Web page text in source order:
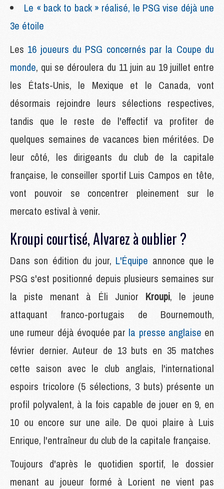
Le « back to back » réalisé, le PSG vise déjà une
3e étoile
Les 16 joueurs du PSG concernés par la Coupe du
monde, qui se déroulera du 11 juin au 19 juillet entre
les États-Unis, le Mexique et le Canada, vont
désormais rejoindre leurs sélections respectives,
tandis que le reste de l'effectif va profiter de
quelques semaines de vacances bien méritées. De
leur côté, les dirigeants du club de la capitale
française, le conseiller sportif Luis Campos en tête,
vont pouvoir se concentrer pleinement sur le
mercato estival à venir.
Kroupi courtisé, Alvarez à oublier ?
Dans son édition du jour, L'Équipe annonce que le
PSG s'est positionné depuis plusieurs semaines sur
la piste menant à Éli Junior Kroupi, le jeune
attaquant franco-portugais de Bournemouth,
une rumeur déjà évoquée par la presse anglaise en
février dernier. Auteur de 13 buts en 35 matches
cette saison avec le club anglais, l'international
espoirs tricolore (5 sélections, 3 buts) présente un
profil polyvalent, à la fois capable de jouer en 9, en
10 ou encore sur une aile. De quoi plaire à Luis
Enrique, l'entraîneur du club de la capitale française.
Toujours d'après le quotidien sportif, le dossier
menant au joueur formé à Lorient ne vient pas